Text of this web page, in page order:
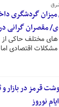
میزان گردشگری
مقصران گرانی
مختلف حاکی از
اقتصادی اما
قرمز در بازار
نوروز